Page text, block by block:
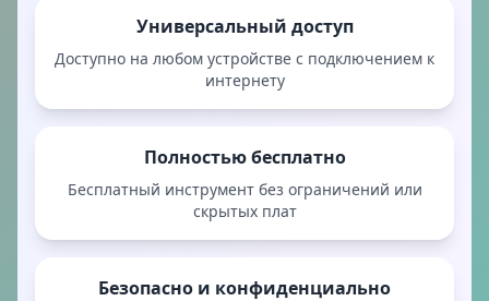
Универсальный доступ
Доступно на любом устройстве с подключением к
интернету
Полностью бесплатно
Бесплатный инструмент без ограничений или
скрытых плат
Безопасно и конфиденциально